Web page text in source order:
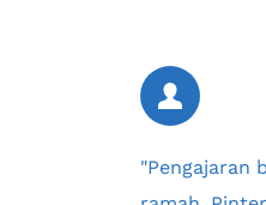
"Pengajaran